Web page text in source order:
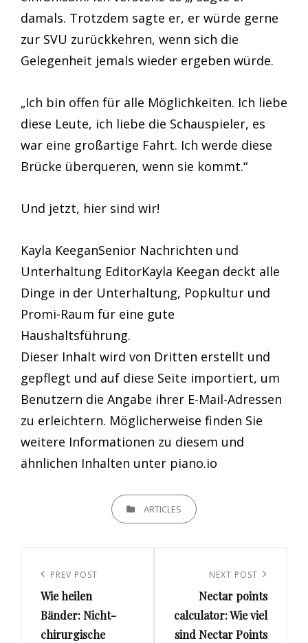
damals. Trotzdem sagte er, er würde gerne
zur SVU zurückkehren, wenn sich die
Gelegenheit jemals wieder ergeben würde.
„Ich bin offen für alle Möglichkeiten. Ich liebe
diese Leute, ich liebe die Schauspieler, es
war eine großartige Fahrt. Ich werde diese
Brücke überqueren, wenn sie kommt.“
Und jetzt, hier sind wir!
Kayla KeeganSenior Nachrichten und
Unterhaltung EditorKayla Keegan deckt alle
Dinge in der Unterhaltung, Popkultur und
Promi-Raum für eine gute
Haushaltsführung.
Dieser Inhalt wird von Dritten erstellt und
gepflegt und auf diese Seite importiert, um
Benutzern die Angabe ihrer E-Mail-Adressen
zu erleichtern. Möglicherweise finden Sie
weitere Informationen zu diesem und
ähnlichen Inhalten unter piano.io
CATEGORIESARTICLES
Navigation
Previous
Post
PREV POST
Wie heilen
Bänder: Nicht-
chirurgische
Post
NEXT POST
Nectar points
calculator: Wie viel
sind Nectar Points